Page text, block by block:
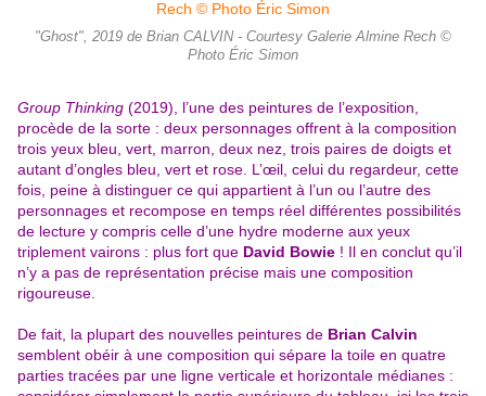
"Ghost", 2019 de Brian CALVIN - Courtesy Galerie Almine Rech ©
Photo Éric Simon
Group Thinking (2019), l’une des peintures de l’exposition,
procède de la sorte : deux personnages offrent à la composition
trois yeux bleu, vert, marron, deux nez, trois paires de doigts et
autant d’ongles bleu, vert et rose. L’œil, celui du regardeur, cette
fois, peine à distinguer ce qui appartient à l’un ou l’autre des
personnages et recompose en temps réel différentes possibilités
de lecture y compris celle d’une hydre moderne aux yeux
triplement vairons : plus fort que David Bowie ! Il en conclut qu’il
n’y a pas de représentation précise mais une composition
rigoureuse.
De fait, la plupart des nouvelles peintures de Brian Calvin
semblent obéir à une composition qui sépare la toile en quatre
parties tracées par une ligne verticale et horizontale médianes :